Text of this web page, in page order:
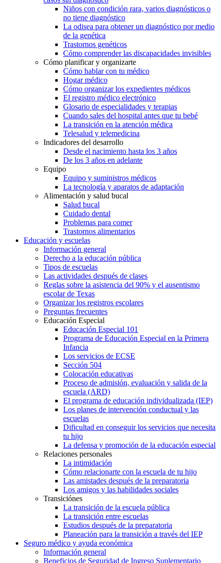
Niños con condición rara, varios diagnósticos o
no tiene diagnóstico
La odisea para obtener un diagnóstico por medio
de la genética
Trastornos genéticos
Cómo comprender las discapacidades invisibles
Cómo planificar y organizarte
Cómo hablar con tu médico
Hogar médico
Cómo organizar los expedientes médicos
El registro médico electrónico
Glosario de especialidades y terapias
Cuando sales del hospital antes que tu bebé
La transición en la atención médica
Telesalud y telemedicina
Indicadores del desarrollo
Desde el nacimiento hasta los 3 años
De los 3 años en adelante
Equipo
Equipo y suministros médicos
La tecnología y aparatos de adaptación
Alimentación y salud bucal
Salud bucal
Cuidado dental
Problemas para comer
Trastornos alimentarios
Educación y escuelas
Información general
Derecho a la educación pública
Tipos de escuelas
Las actividades después de clases
Reglas sobre la asistencia del 90% y el ausentismo
escolar de Texas
Organizar los registros escolares
Preguntas frecuentes
Educación Especial
Educación Especial 101
Programa de Educación Especial en la Primera
Infancia
Los servicios de ECSE
Sección 504
Colocación educativas
Proceso de admisión, evaluación y salida de la
escuela (ARD)
El programa de educación individualizada (IEP)
Los planes de intervención conductual y las
escuelas
Dificultad en conseguir los servicios que necesita
tu hijo
La defensa y promoción de la educación especial
Relaciones personales
La intimidación
Cómo relacionarte con la escuela de tu hijo
Las amistades después de la preparatoria
Los amigos y las habilidades sociales
Transiciónes
La transición de la escuela pública
La transición entre escuelas
Estudios después de la preparatoria
Planeación para la transición a través del IEP
Seguro médico y ayuda económica
Información general
Beneficios de Seguridad de Ingreso Suplementario